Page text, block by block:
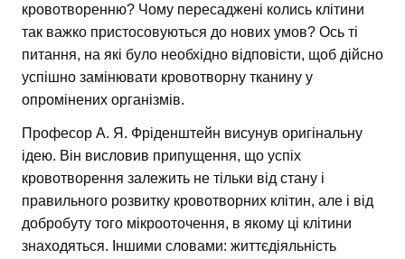
кровотворенню? Чому пересаджені колись клітини
так важко пристосовуються до нових умов? Ось ті
питання, на які було необхідно відповісти, щоб дійсно
успішно замінювати кровотворну тканину у
опромінених організмів.
Професор А. Я. Фріденштейн висунув оригінальну
ідею. Він висловив припущення, що успіх
кровотворення залежить не тільки від стану і
правильного розвитку кровотворних клітин, але і від
добробуту того мікрооточення, в якому ці клітини
знаходяться. Іншими словами: життєдіяльність